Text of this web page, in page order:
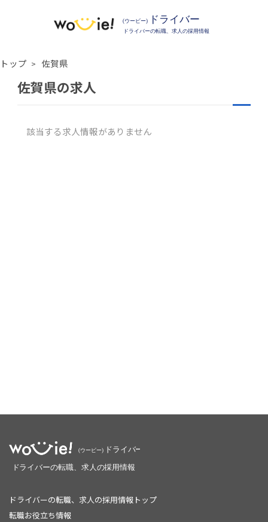
トップ 佐賀県
佐賀県の求人
該当する求人情報がありません
ドライバーの転職、求人の採用情報トップ
転職お役立ち情報